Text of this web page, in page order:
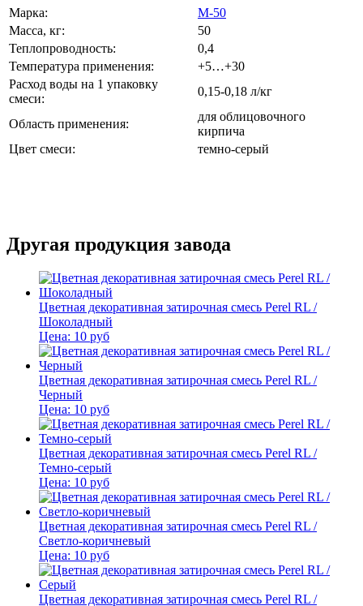
Марка:
М-50
Масса, кг:
50
Теплопроводность:
0,4
Температура применения:
+5…+30
Расход воды на 1 упаковку
смеси:
0,15-0,18 л/кг
Область применения:
для облицовочного
кирпича
Цвет смеси:
темно-серый
Другая продукция завода
Цветная декоративная затирочная смесь Perel RL /
Шоколадный
Цена: 10 руб
Цветная декоративная затирочная смесь Perel RL /
Черный
Цена: 10 руб
Цветная декоративная затирочная смесь Perel RL /
Темно-серый
Цена: 10 руб
Цветная декоративная затирочная смесь Perel RL /
Светло-коричневый
Цена: 10 руб
Цветная декоративная затирочная смесь Perel RL /